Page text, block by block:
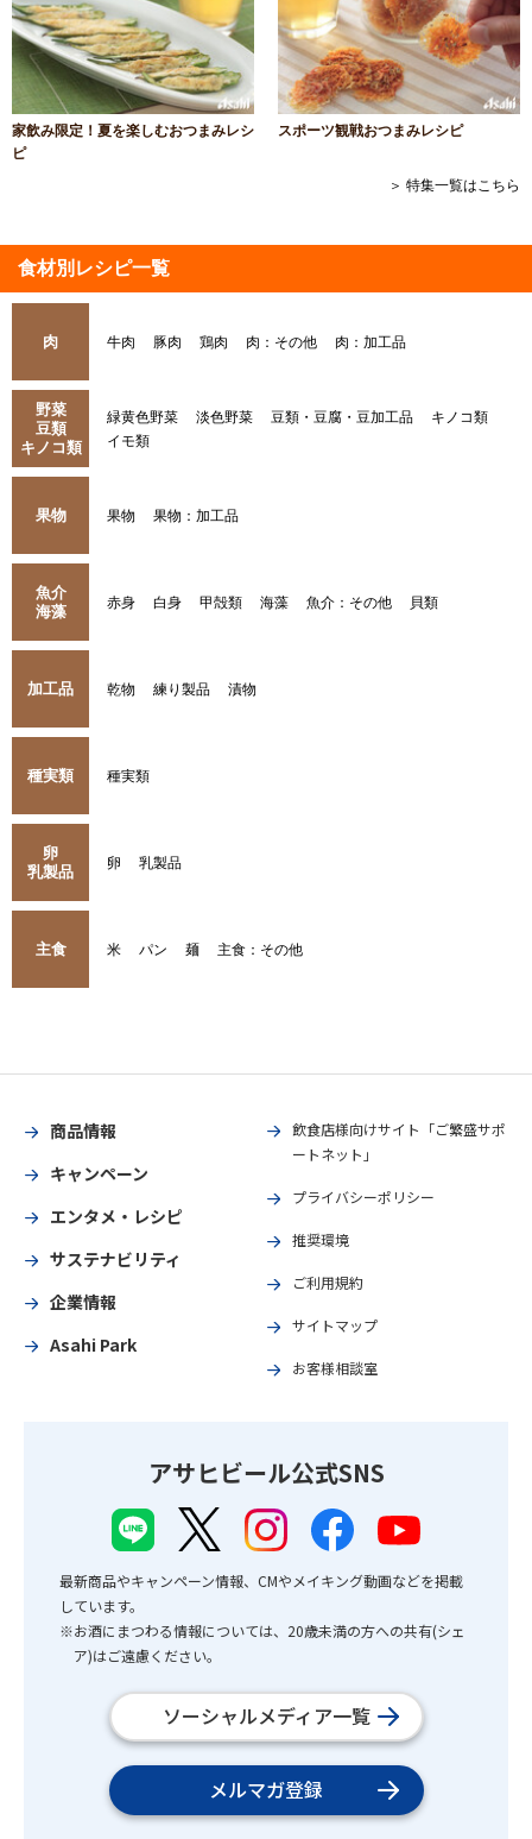
家飲み限定！夏を楽しむおつまみレシ
ピ
スポーツ観戦おつまみレシピ
＞ 特集一覧はこちら
食材別レシピ一覧
肉 牛肉 豚肉 鶏肉 肉：その他 肉：加工品
野菜
豆類
キノコ類
緑黄色野菜 淡色野菜 豆類・豆腐・豆加工品
キノコ類
イモ類
果物 果物 果物：加工品
魚介
海藻
赤身 白身 甲殻類 海藻 魚介：その他 貝類
加工品 乾物 練り製品 漬物
種実類 種実類
卵
乳製品
卵 乳製品
主食 米 パン 麺 主食：その他
商品情報
キャンペーン
エンタメ・レシピ
サステナビリティ
企業情報
Asahi Park
飲食店様向けサイト「ご繁盛サポ
ートネット」
プライバシーポリシー
推奨環境
ご利用規約
サイトマップ
お客様相談室
アサヒビール公式SNS
最新商品やキャンペーン情報、CMやメイキング動画などを掲載
しています。
※お酒にまつわる情報については、20歳未満の方への共有(シェ
ア)はご遠慮ください。
ソーシャルメディア一覧
メルマガ登録